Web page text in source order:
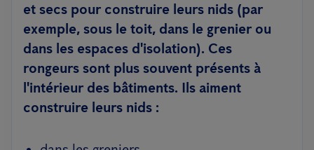
et secs pour construire leurs nids (par
exemple, sous le toit, dans le grenier ou
dans les espaces d'isolation). Ces
rongeurs sont plus souvent présents à
l'intérieur des bâtiments. Ils aiment
construire leurs nids :